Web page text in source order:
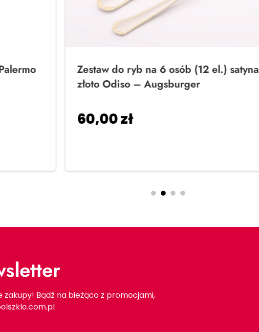
Zestaw do ryb na 6 osób (12 el.) satyna
złoto Odiso – Augsburger
60,00zł
zakupy! Bądź na bieżąco z promocjami,